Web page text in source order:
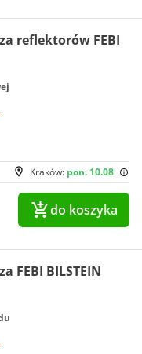
reflektorów FEBI
Kraków: pon. 10.08
do koszyka
FEBI BILSTEIN